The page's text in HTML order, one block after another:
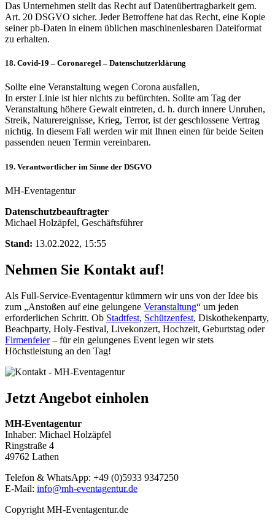
Das Unternehmen stellt das Recht auf Datenübertragbarkeit gem.
Art. 20 DSGVO sicher. Jeder Betroffene hat das Recht, eine Kopie
seiner pb-Daten in einem üblichen maschinenlesbaren Dateiformat
zu erhalten.
18. Covid-19 – Coronaregel – Datenschutzerklärung
Sollte eine Veranstaltung wegen Corona ausfallen,
In erster Linie ist hier nichts zu befürchten. Sollte am Tag der
Veranstaltung höhere Gewalt eintreten, d. h. durch innere Unruhen,
Streik, Naturereignisse, Krieg, Terror, ist der geschlossene Vertrag
nichtig. In diesem Fall werden wir mit Ihnen einen für beide Seiten
passenden neuen Termin vereinbaren.
19. Verantwortlicher im Sinne der DSGVO
MH-Eventagentur
Datenschutzbeauftragter
Michael Holzäpfel, Geschäftsführer
Stand: 13.02.2022, 15:55
Nehmen Sie Kontakt auf!
Als Full-Service-Eventagentur kümmern wir uns von der Idee bis
zum „Anstoßen auf eine gelungene Veranstaltung“ um jeden
erforderlichen Schritt. Ob Stadtfest, Schützenfest, Diskothekenparty,
Beachparty, Holy-Festival, Livekonzert, Hochzeit, Geburtstag oder
Firmenfeier– für ein gelungenes Event legen wir stets
Höchstleistung an den Tag!
Jetzt Angebot einholen
MH-Eventagentur
Inhaber: Michael Holzäpfel
Ringstraße 4
49762 Lathen
Telefon & WhatsApp: +49 (0)5933 9347250
E-Mail: info@mh-eventagentur.de
Copyright MH-Eventagentur.de